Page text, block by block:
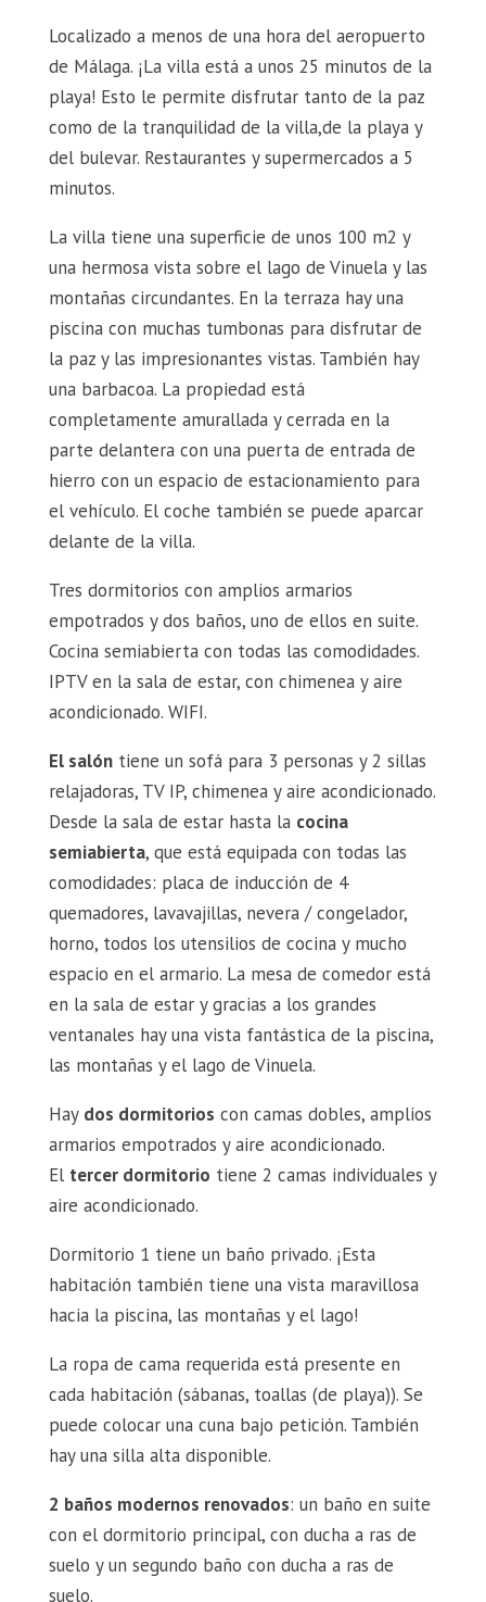
Localizado a menos de una hora del aeropuerto
de Málaga. ¡La villa está a unos 25 minutos de la
playa! Esto le permite disfrutar tanto de la paz
como de la tranquilidad de la villa,de la playa y
del bulevar. Restaurantes y supermercados a 5
minutos.
La villa tiene una superficie de unos 100 m2 y
una hermosa vista sobre el lago de Vinuela y las
montañas circundantes. En la terraza hay una
piscina con muchas tumbonas para disfrutar de
la paz y las impresionantes vistas. También hay
una barbacoa. La propiedad está
completamente amurallada y cerrada en la
parte delantera con una puerta de entrada de
hierro con un espacio de estacionamiento para
el vehículo. El coche también se puede aparcar
delante de la villa.
Tres dormitorios con amplios armarios
empotrados y dos baños, uno de ellos en suite.
Cocina semiabierta con todas las comodidades.
IPTV en la sala de estar, con chimenea y aire
acondicionado. WIFI.
El salóntiene un sofá para 3 personas y 2 sillas
relajadoras, TV IP, chimenea y aire acondicionado.
Desde la sala de estar hasta la cocina
semiabierta, que está equipada con todas las
comodidades: placa de inducción de 4
quemadores, lavavajillas, nevera / congelador,
horno, todos los utensilios de cocina y mucho
espacio en el armario. La mesa de comedor está
en la sala de estar y gracias a los grandes
ventanales hay una vista fantástica de la piscina,
las montañas y el lago de Vinuela.
Hay dos dormitorios con camas dobles, amplios
armarios empotrados y aire acondicionado.
El tercer dormitorio tiene 2 camas individuales y
aire acondicionado.
Dormitorio 1 tiene un baño privado. ¡Esta
habitación también tiene una vista maravillosa
hacia la piscina, las montañas y el lago!
La ropa de cama requerida está presente en
cada habitación (sábanas, toallas (de playa)). Se
puede colocar una cuna bajo petición. También
hay una silla alta disponible.
2 baños modernos renovados: un baño en suite
con el dormitorio principal, con ducha a ras de
suelo y un segundo baño con ducha a ras de
suelo.